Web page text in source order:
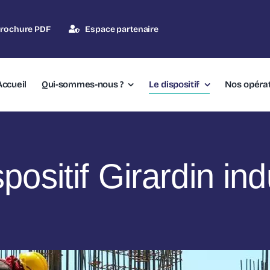
PDF Espace partenaire
Qui-sommes-nous ? Le dispositif Nos
Girardin